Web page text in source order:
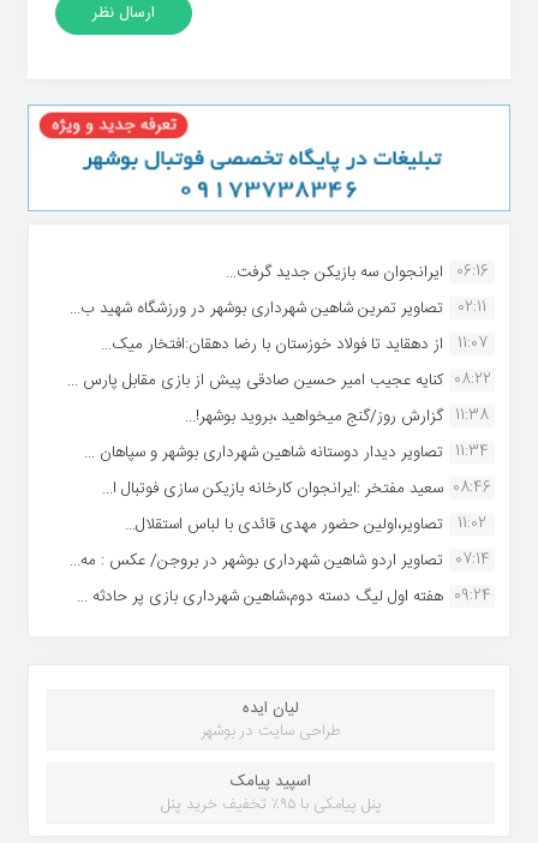
06:16 ایرانجوان سه بازیکن جدید گرفت...
02:11
تصاویر تمرین شاهین شهردارى بوشهر در ورزشگاه شهید ب...
11:07
از دهقاید تا فولاد خوزستان با رضا دهقان:افتخار میک...
08:22 کنایه عجیب امیر حسین صادقی پیش از بازی مقابل پارس ...
11:38 گزارش روز/گنج میخواهید ،بروید بوشهر!...
11:34 تصاویر دیدار دوستانه شاهین شهردارى بوشهر و سپاهان ...
08:46 سعید مفتخر :ایرانجوان کارخانه بازیکن سازی فوتبال ا...
11:02
تصاویر،اولین حضور مهدی قائدی با لباس استقلال...
07:14 تصاویر اردو شاهین شهرداری بوشهر در بروجن/ عکس : مه...
09:24 هفته اول لیگ دسته دوم،شاهین شهرداری بازی پر حادثه ...
لیان ایده
طراحی سایت در بوشهر
اسپید پیامک
پنل پیامکی با ۹۵٪ تخفیف خرید پنل